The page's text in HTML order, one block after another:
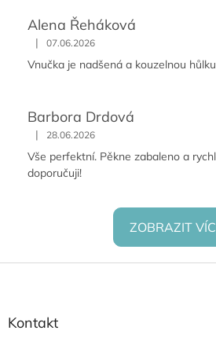
Alena Řeháková
| 07.06.2026
Vnučka je nadšená a kouzelnou
Barbora Drdová
| 28.06.2026
Vše perfektní. Pěkne zabaleno a
doporučuji!
ZOBRAZIT
Z
Kontakt